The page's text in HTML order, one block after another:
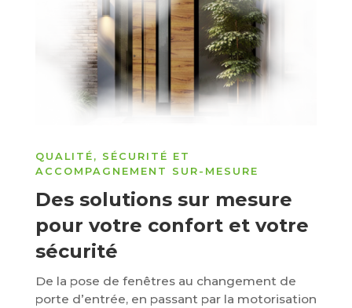
QUALITÉ, SÉCURITÉ ET
ACCOMPAGNEMENT SUR-MESURE
Des solutions sur mesure
pour votre confort et votre
sécurité
De la pose de fenêtres au changement de
porte d’entrée, en passant par la motorisation